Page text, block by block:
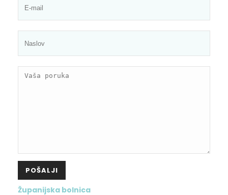
Županijska bolnica